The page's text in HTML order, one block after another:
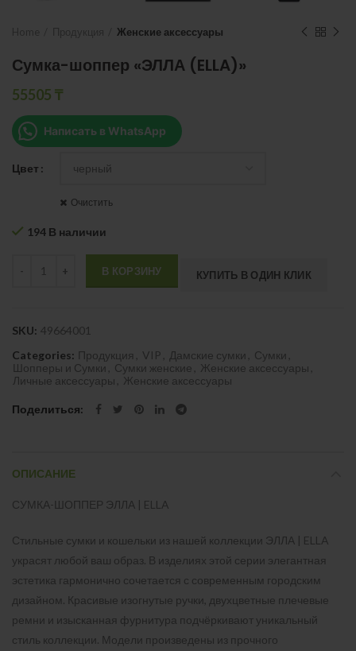
Женские аксессуары
Сумка-шоппер «ЭЛЛА (ELLA)»
55505 ₸
Написать в WhatsApp
Цвет
Очистить
194 В наличии
В КОРЗИНУ КУПИТЬ В ОДИН КЛИК
SKU: 49664001
Categories: Продукция VIP Дамские сумки Сумки
Шопперы и Сумки
Сумки женские Женские аксессуары
Личные аксессуары
Женские аксессуары
Поделиться
ОПИСАНИЕ
СУМКА-ШОППЕР ЭЛЛА | ELLA
Стильные сумки и кошельки из нашей коллекции ЭЛЛА | ELLA
украсят любой ваш образ. В изделиях этой серии элегантная
эстетика гармонично сочетается с современным городским
дизайном. Красивые изогнутые ручки, двухцветные плечевые
ремни и изысканная фурнитура подчёркивают уникальный
стиль коллекции. Модели произведены из прочного